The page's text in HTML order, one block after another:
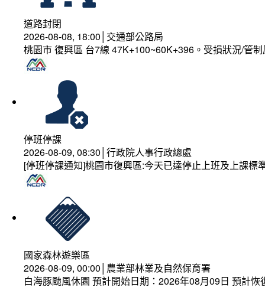
道路封閉
2026-08-08, 18:00│交通部公路局
桃園市 復興區 台7線 47K+100~60K+396。受損狀況/管
停班停課
2026-08-09, 08:30│行政院人事行政總處
[停班停課通知]桃園市復興區:今天已達停止上班及上課
國家森林遊樂區
2026-08-09, 00:00│農業部林業及自然保育署
白海豚颱風休園 預計開始日期：2026年08月09日 預計